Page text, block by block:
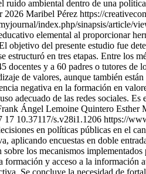
ruido ambiental dentro de una
2026 Maribel Pérez https://
index.php/sinapsis/article/
elemental al proporcionar
objetivo del presente estudio fue
estructuró en tres etapas. Entre los
docentes y a 60 padres o tutores
de valores, aunque también
negativa en la formación en
adecuado de las redes sociales.
Ángel Lemoine Quintero Esther
17 10.37117/s.v28i1.1206 https://
en políticas públicas en el
aplicando encuestas en doble
los mecanismos
formación y acceso a la información
Se concluye la necesidad de